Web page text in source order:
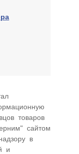
товаров
сайтом
в
и